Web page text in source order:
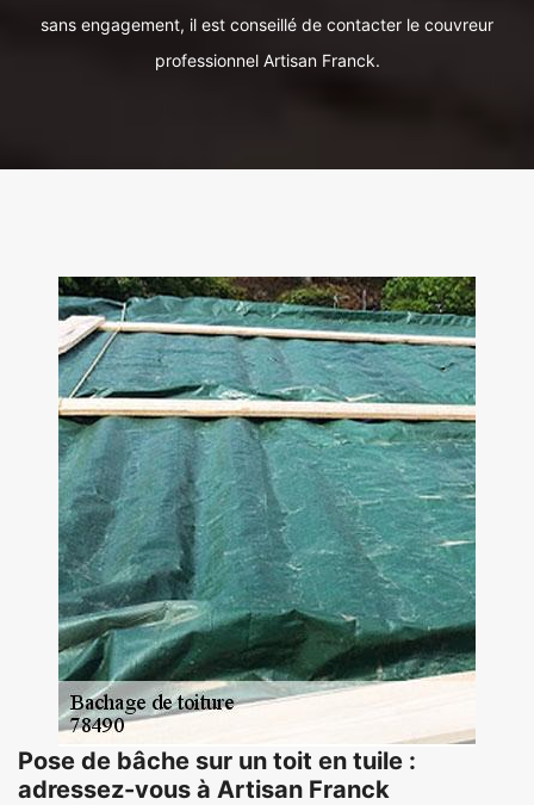
sans engagement, il est conseillé de contacter le couvreur
professionnel Artisan Franck.
Pose de bâche sur un toit en tuile :
adressez-vous à Artisan Franck